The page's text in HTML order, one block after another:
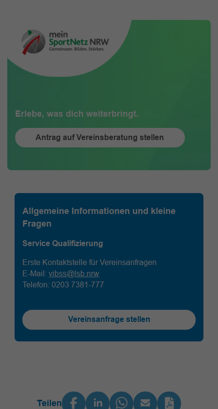
Erlebe, was dich weiterbringt.
Antrag auf Vereinsberatung stellen
Allgemeine Informationen und kleine
Fragen
Service Qualifizierung
Erste Kontaktstelle für Vereinsanfragen
E-Mail: vibss@lsb.nrw
Telefon: 0203 7381-777
Vereinsanfrage stellen
Teilen